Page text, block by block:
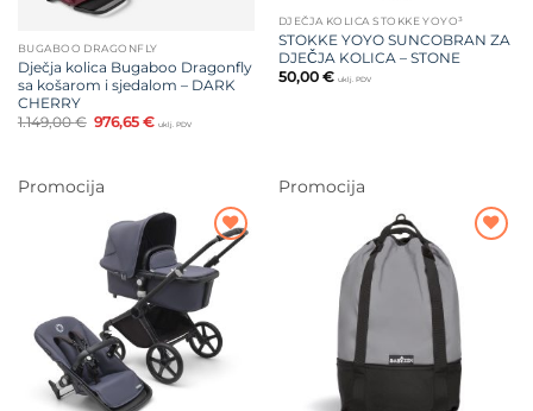
BUGABOO DRAGONFLY
Dječja kolica Bugaboo Dragonfly
sa košarom i sjedalom – DARK
CHERRY
1.149,00€ Izvorna
cijena
1.149,00 €.
976,65€Trenutna
uklj. PDV
DJEČJA KOLICA STOKKE YOYO³
STOKKE YOYO SUNCOBRAN ZA
DJEČJA KOLICA – STONE
50,00 € uklj. PDV
Promocija
Dodajte
na listu
želja
Promocija